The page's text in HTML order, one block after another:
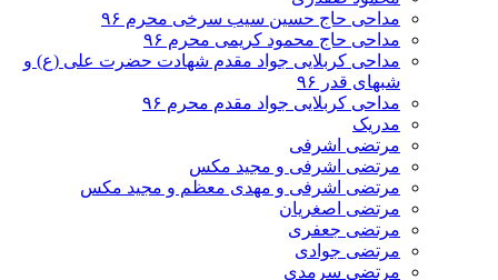
مداحی حاج حسین سیب سرخی محرم ۹۶
مداحی حاج محمود کریمی محرم ۹۶
مداحی کربلایی جواد مقدم شهادت حضرت علی (ع) و
شبهای قدر ۹۶
مداحی کربلایی جواد مقدم محرم ۹۶
مدریک
مرتضی اشرفی
مرتضی اشرفی و مجید مکس
مرتضی اشرفی و مهدی معظم و مجید مکس
مرتضی اصغریان
مرتضی جعفری
مرتضی جوادی
مرتضی سرمدی